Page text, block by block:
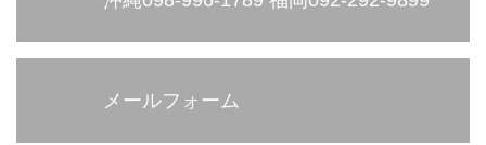
メールフォーム